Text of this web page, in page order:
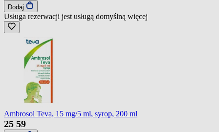
Dodaj
Usługa rezerwacji jest usługą domyślną więcej
Ambrosol Teva, 15 mg/5 ml, syrop, 200 ml
25 59